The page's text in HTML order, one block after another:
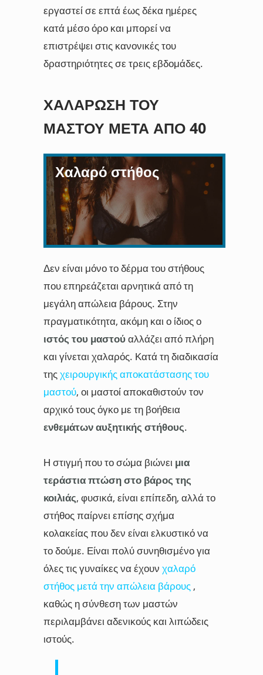
εργαστεί σε επτά έως δέκα ημέρες
κατά μέσο όρο και μπορεί να
επιστρέψει στις κανονικές του
δραστηριότητες σε τρεις εβδομάδες.
ΧΑΛΆΡΩΣΗ ΤΟΥ
ΜΑΣΤΟΎ ΜΕΤΆ ΑΠΌ 40
Χαλαρό στήθος
Δεν είναι μόνο το δέρμα του στήθους
που επηρεάζεται αρνητικά από τη
μεγάλη απώλεια βάρους. Στην
πραγματικότητα, ακόμη και ο ίδιος ο
ιστός του μαστούαλλάζει από πλήρη
και γίνεται χαλαρός. Κατά τη διαδικασία
της χειρουργικής αποκατάστασης του
μαστού, οι μαστοί αποκαθιστούν τον
αρχικό τους όγκο με τη βοήθεια
ενθεμάτων αυξητικής στήθους.
Η στιγμή που το σώμα βιώνει μια
τεράστια πτώση στο βάρος της
κοιλιάς, φυσικά, είναι επίπεδη, αλλά το
στήθος παίρνει επίσης σχήμα
κολακείας που δεν είναι ελκυστικό να
το δούμε. Είναι πολύ συνηθισμένο για
όλες τις γυναίκες να έχουν χαλαρό
στήθος μετά την απώλεια βάρους ,
καθώς η σύνθεση των μαστών
περιλαμβάνει αδενικούς και λιπώδεις
ιστούς.